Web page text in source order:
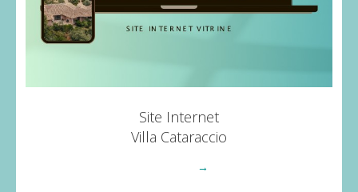
Site Internet
Villa Cataraccio
→